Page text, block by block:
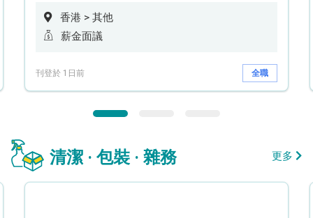
香港 > 其他
薪金面議
刊登於 1日前 全職
清潔 · 包裝 · 雜務 更多